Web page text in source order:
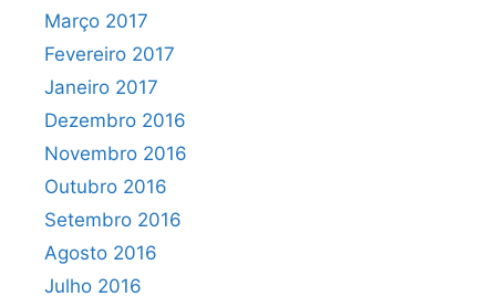
Março 2017
Fevereiro 2017
Janeiro 2017
Dezembro 2016
Novembro 2016
Outubro 2016
Setembro 2016
Agosto 2016
Julho 2016